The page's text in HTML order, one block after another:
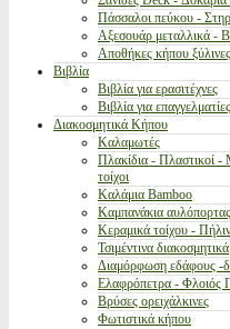
Πάσσαλοι πεύκου -
Αξεσουάρ μεταλλικά -
Αποθήκες κήπου ξύλινες
Βιβλία
Βιβλία για ερασιτέχνες
Βιβλία για επαγγελματίες
Διακοσμητικά Κήπου
Καλαμωτές
Πλακίδια - Πλαστικοί -
τοίχοι
Καλάμια Bamboo
Καμπανάκια
Κεραμικά τοίχου -
Τσιμέντινα διακοσμητικά
Διαμόρφωση εδάφους -
Ελαφρόπετρα - Φλοιός
Βρύσες ορειχάλκινες
Φωτιστικά κήπου